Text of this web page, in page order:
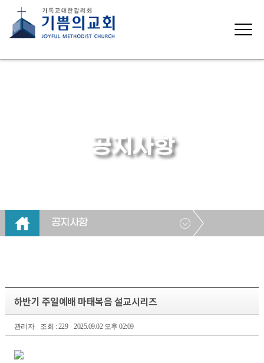
공지사항
공지사항
하반기 주일예배 마태복음 설교시리즈
관리자 조회 : 229 2025.09.02 오후 02:09